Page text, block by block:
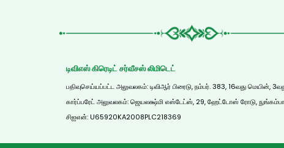
டிவிஎஸ் கிரெடிட் சர்வீசஸ் லிமிடெட்
பதிவுசெய்யப்பட்ட அலுவலகம்: டிவிஆர் பிரைடு, நம்பர். 383, 16வது மெயின்,
கார்ப்பரேட் அலுவலகம்: ஜெயலக்ஷ்மி எஸ்டேட்ஸ், 29, ஹேட்டோஸ் ரோடு,
சிஐஎன்: U65920KA2008PLC218369